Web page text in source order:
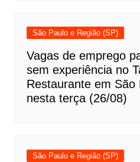
São Paulo e Região (SP)
Vagas de emprego
sem experiência no
Restaurante em São
nesta terça (26/08)
São Paulo e Região (SP)